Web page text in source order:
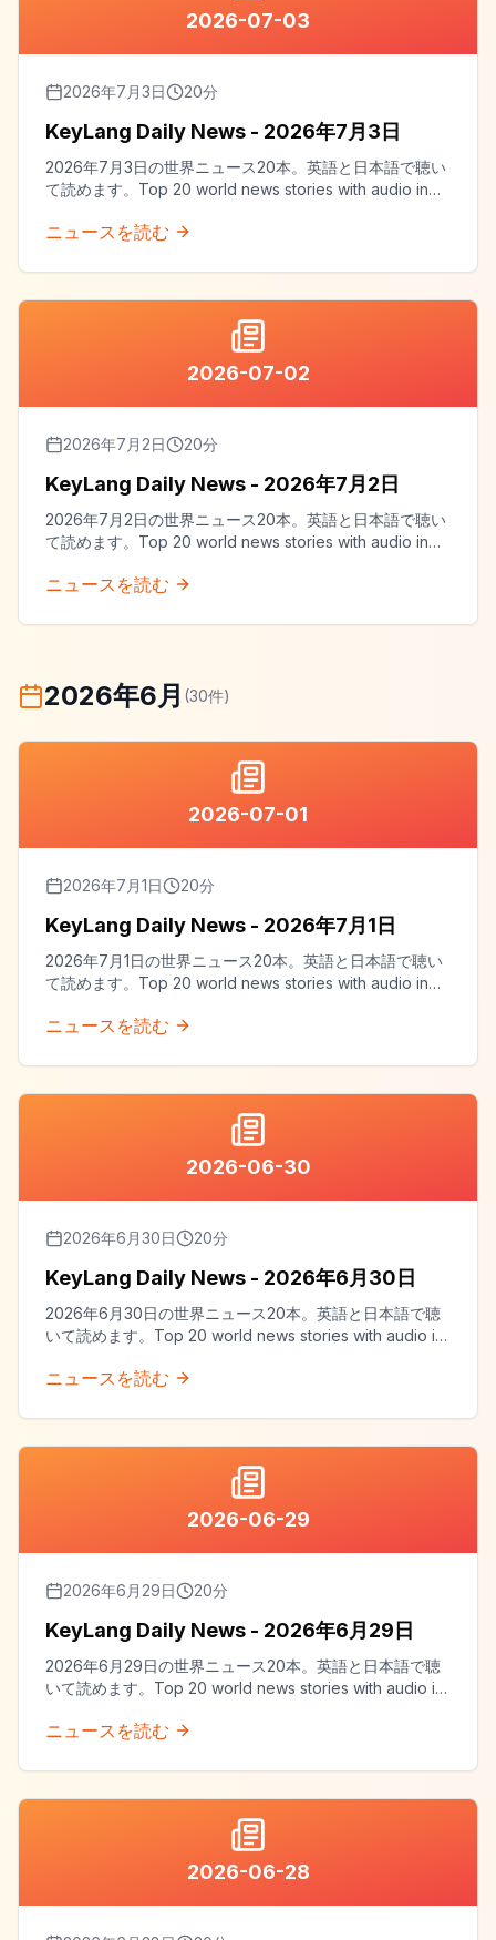
2026-07-03
2026年7月3日 20分
KeyLang Daily News - 2026年7月3日
2026年7月3日の世界ニュース20本。英語と日本語で聴い
て読めます。Top 20 world news stories with audio in
ニュースを読む
2026-07-02
2026年7月2日 20分
KeyLang Daily News - 2026年7月2日
2026年7月2日の世界ニュース20本。英語と日本語で聴い
て読めます。Top 20 world news stories with audio in
ニュースを読む
2026年6月 (30件)
2026-07-01
2026年7月1日 20分
KeyLang Daily News - 2026年7月1日
2026年7月1日の世界ニュース20本。英語と日本語で聴い
て読めます。Top 20 world news stories with audio in
ニュースを読む
2026-06-30
2026年6月30日 20分
KeyLang Daily News - 2026年6月30日
2026年6月30日の世界ニュース20本。英語と日本語で聴
いて読めます。Top 20 world news stories with audio in
ニュースを読む
2026-06-29
2026年6月29日 20分
KeyLang Daily News - 2026年6月29日
2026年6月29日の世界ニュース20本。英語と日本語で聴
いて読めます。Top 20 world news stories with audio in
ニュースを読む
2026-06-28